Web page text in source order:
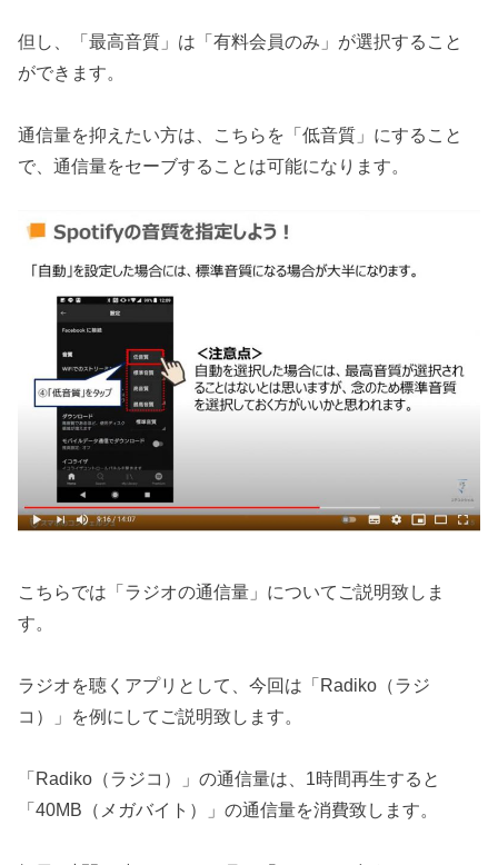
但し、「最高音質」は「有料会員のみ」が選択すること
ができます。
通信量を抑えたい方は、こちらを「低音質」にすること
で、通信量をセーブすることは可能になります。
こちらでは「ラジオの通信量」についてご説明致しま
す。
ラジオを聴くアプリとして、今回は「Radiko（ラジ
コ）」を例にしてご説明致します。
「Radiko（ラジコ）」の通信量は、1時間再生すると
「40MB（メガバイト）」の通信量を消費致します。